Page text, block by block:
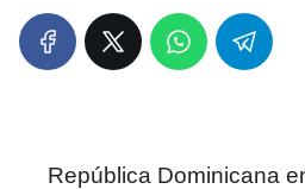
República Dominicana